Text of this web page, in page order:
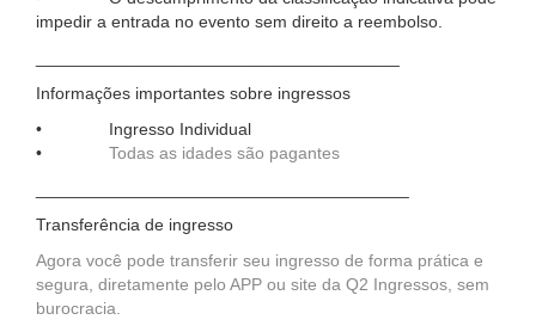
impedir a entrada no evento sem direito a reembolso.
Informações importantes sobre ingressos
• Ingresso Individual
• Todas as idades são pagantes
Transferência de ingresso
Agora você pode transferir seu ingresso de forma prática e
segura, diretamente pelo APP ou site da Q2 Ingressos, sem
burocracia.